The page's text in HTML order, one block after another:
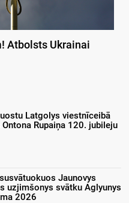
Atbolsts Ukrainai
Latgolys viestnīceibā
Ontona Rupaiņa 120. jubileju
Jaunovys
uzjimšonys svātku Aglyunys
2026